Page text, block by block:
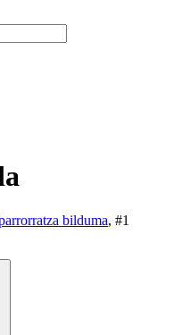
bilduma, #1